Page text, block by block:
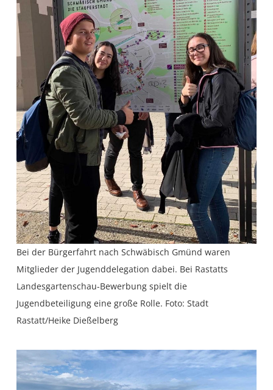
Bei der Bürgerfahrt nach Schwäbisch Gmünd waren
Mitglieder der Jugenddelegation dabei. Bei Rastatts
Landesgartenschau-Bewerbung spielt die
Jugendbeteiligung eine große Rolle. Foto: Stadt
Rastatt/Heike Dießelberg